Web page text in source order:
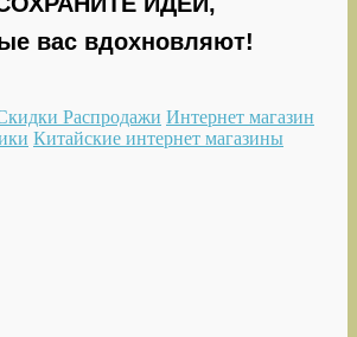
вас вдохновляют!
Распродажи Интернет магазин
Китайские интернет магазины